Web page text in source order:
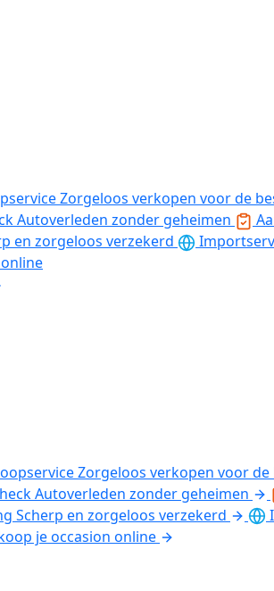
Zorgeloos verkopen voor de
Autoverleden zonder geheimen
en zorgeloos verzekerd
Zorgeloos verkopen voor de
Autoverleden zonder geheimen
Scherp en zorgeloos verzekerd
je occasion online